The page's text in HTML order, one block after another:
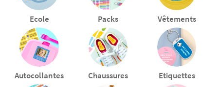
Ecole Packs Vêtements
Autocollantes Chaussures Etiquettes